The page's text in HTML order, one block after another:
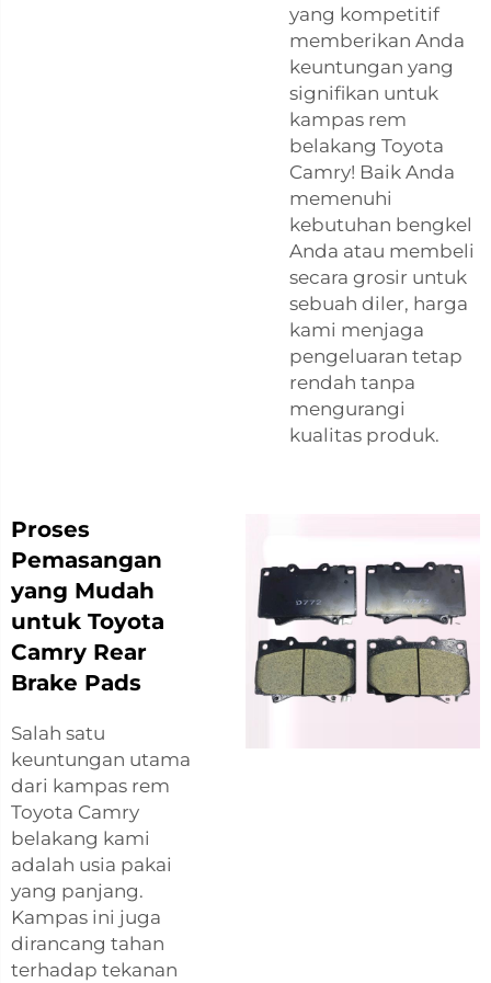
yang kompetitif
memberikan Anda
keuntungan yang
signifikan untuk
kampas rem
belakang Toyota
Camry! Baik Anda
memenuhi
kebutuhan bengkel
Anda atau membeli
secara grosir untuk
sebuah diler, harga
kami menjaga
pengeluaran tetap
rendah tanpa
mengurangi
kualitas produk.
Proses
Pemasangan
yang Mudah
untuk Toyota
Camry Rear
Brake Pads
Salah satu
keuntungan utama
dari kampas rem
Toyota Camry
belakang kami
adalah usia pakai
yang panjang.
Kampas ini juga
dirancang tahan
terhadap tekanan